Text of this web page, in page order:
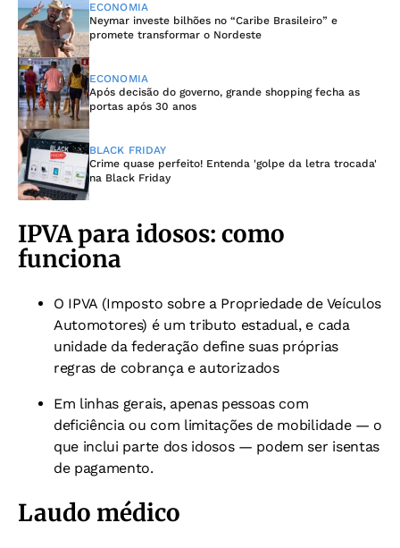
ECONOMIA
Neymar investe bilhões no “Caribe Brasileiro” e
promete transformar o Nordeste
ECONOMIA
Após decisão do governo, grande shopping fecha as
portas após 30 anos
BLACK FRIDAY
Crime quase perfeito! Entenda 'golpe da letra trocada'
na Black Friday
IPVA para idosos: como
funciona
O IPVA (Imposto sobre a Propriedade de Veículos
Automotores) é um tributo estadual, e cada
unidade da federação define suas próprias
regras de cobrança e autorizados
Em linhas gerais, apenas pessoas com
deficiência ou com limitações de mobilidade — o
que inclui parte dos idosos — podem ser isentas
de pagamento.
Laudo médico